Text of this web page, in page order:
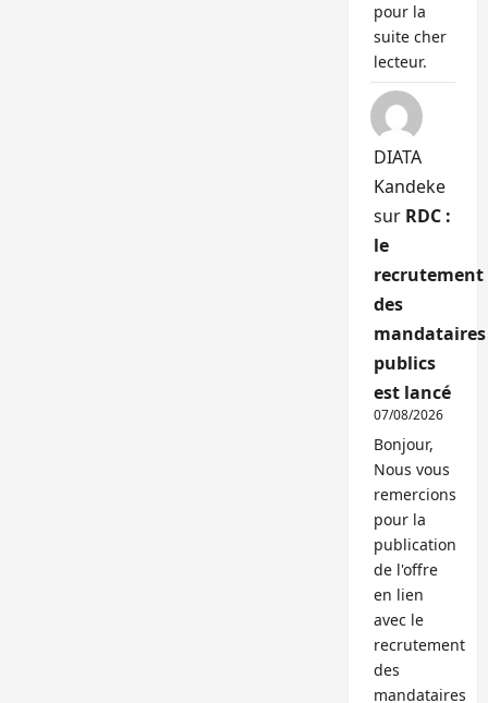
pour la
suite cher
lecteur.
DIATA
Kandeke
sur RDC :
le
recrutement
des
mandataires
publics
est lancé
07/08/2026
Bonjour,
Nous vous
remercions
pour la
publication
de l'offre
en lien
avec le
recrutement
des
mandataires